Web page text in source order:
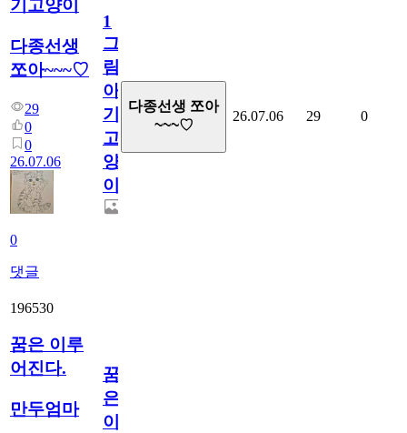
기고양이
다종선생
쪼아~~~♡
29
0
0
26.07.06
0
댓글
1
그
림...
아
기
고
양
이
다종선생 쪼아
~~~♡
26.07.06 29 0
196530
꿈은 이루
어진다.
만두엄마
꿈
은
이